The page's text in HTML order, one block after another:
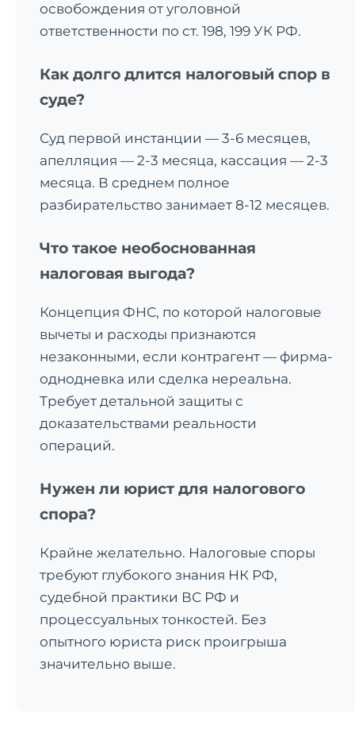
освобождения от уголовной
ответственности по ст. 198, 199 УК РФ.
Как долго длится налоговый спор в
суде?
Суд первой инстанции — 3-6 месяцев,
апелляция — 2-3 месяца, кассация — 2-3
месяца. В среднем полное
разбирательство занимает 8-12 месяцев.
Что такое необоснованная
налоговая выгода?
Концепция ФНС, по которой налоговые
вычеты и расходы признаются
незаконными, если контрагент — фирма-
однодневка или сделка нереальна.
Требует детальной защиты с
доказательствами реальности
операций.
Нужен ли юрист для налогового
спора?
Крайне желательно. Налоговые споры
требуют глубокого знания НК РФ,
судебной практики ВС РФ и
процессуальных тонкостей. Без
опытного юриста риск проигрыша
значительно выше.